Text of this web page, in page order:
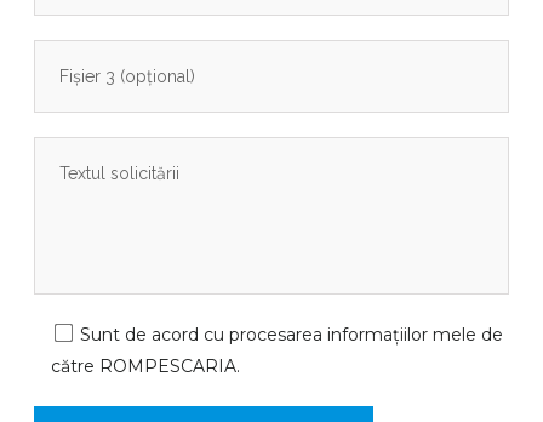
Sunt de acord cu procesarea informațiilor mele de
către ROMPESCARIA.